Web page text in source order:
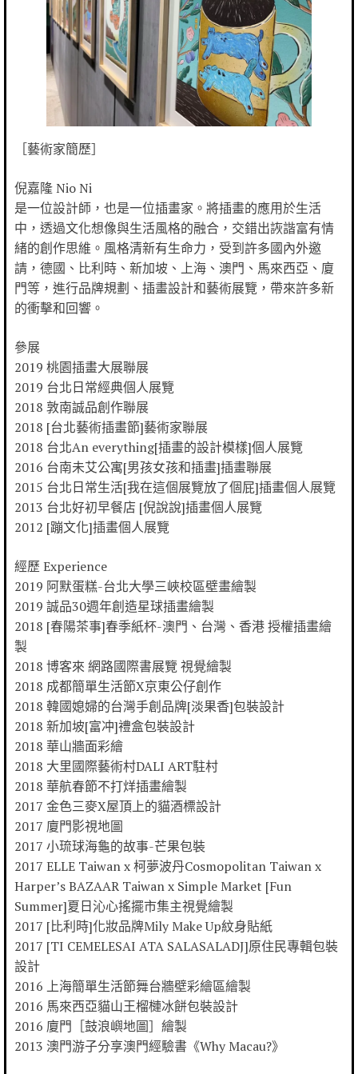
［藝術家簡歷］
倪嘉隆 Nio Ni
是一位設計師，也是一位插畫家。將插畫的應用於生活
中，透過文化想像與生活風格的融合，交錯出詼諧富有情
緒的創作思維。風格清新有生命力，受到許多國內外邀
請，德國、比利時、新加坡、上海、澳門、馬來西亞、廈
門等，進行品牌規劃、插畫設計和藝術展覽，帶來許多新
的衝擊和回響。
參展
2019 桃園插畫大展聯展
2019 台北日常經典個人展覽
2018 敦南誠品創作聯展
2018 [台北藝術插畫節]藝術家聯展
2018 台北An everything[插畫的設計模樣]個人展覽
2016 台南未艾公寓[男孩女孩和插畫]插畫聯展
2015 台北日常生活[我在這個展覽放了個屁]插畫個人展覽
2013 台北好初早餐店 [倪說說]插畫個人展覽
2012 [蹦文化]插畫個人展覽
經歷 Experience
2019 阿默蛋糕-台北大學三峽校區壁畫繪製
2019 誠品30週年創造星球插畫繪製
2018 [春陽茶事]春季紙杯-澳門、台灣、香港 授權插畫繪
製
2018 博客來 網路國際書展覽 視覺繪製
2018 成都簡單生活節X京東公仔創作
2018 韓國媳婦的台灣手創品牌[淡果香]包裝設計
2018 新加坡[富冲]禮盒包裝設計
2018 華山牆面彩繪
2018 大里國際藝術村DALI ART駐村
2018 華航春節不打烊插畫繪製
2017 金色三麥X屋頂上的貓酒標設計
2017 廈門影視地圖
2017 小琉球海龜的故事-芒果包裝
2017 ELLE Taiwan x 柯夢波丹Cosmopolitan Taiwan x
Harper’s BAZAAR Taiwan x Simple Market [Fun
Summer]夏日沁心搖擺市集主視覺繪製
2017 [比利時]化妝品牌Mily Make Up紋身貼紙
2017 [TI CEMELESAI ATA SALASALADJ]原住民專輯包裝
設計
2016 上海簡單生活節舞台牆壁彩繪區繪製
2016 馬來西亞貓山王榴槤冰餅包裝設計
2016 廈門［鼓浪嶼地圖］繪製
2013 澳門游子分享澳門經驗書《Why Macau?》